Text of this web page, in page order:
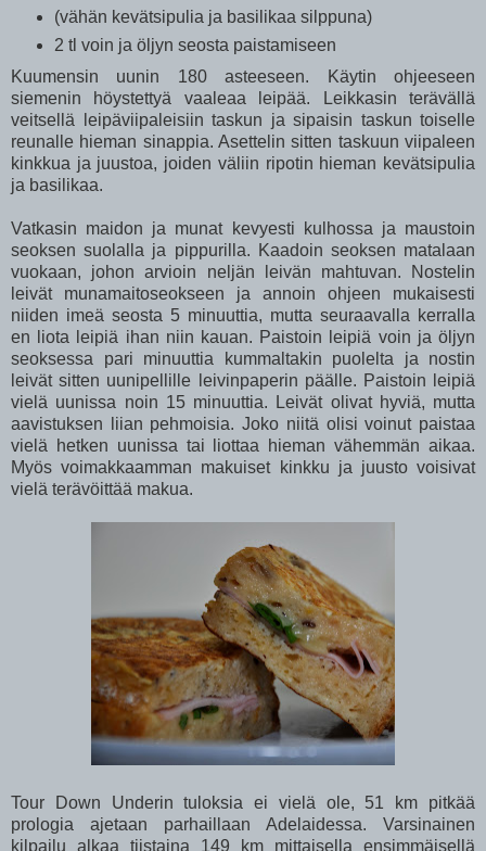
(vähän kevätsipulia ja basilikaa silppuna)
2 tl voin ja öljyn seosta paistamiseen
Kuumensin uunin 180 asteeseen. Käytin ohjeeseen
siemenin höystettyä vaaleaa leipää. Leikkasin terävällä
veitsellä leipäviipaleisiin taskun ja sipaisin taskun toiselle
reunalle hieman sinappia. Asettelin sitten taskuun viipaleen
kinkkua ja juustoa, joiden väliin ripotin hieman kevätsipulia
ja basilikaa.
Vatkasin maidon ja munat kevyesti kulhossa ja maustoin
seoksen suolalla ja pippurilla. Kaadoin seoksen matalaan
vuokaan, johon arvioin neljän leivän mahtuvan. Nostelin
leivät munamaitoseokseen ja annoin ohjeen mukaisesti
niiden imeä seosta 5 minuuttia, mutta seuraavalla kerralla
en liota leipiä ihan niin kauan. Paistoin leipiä voin ja öljyn
seoksessa pari minuuttia kummaltakin puolelta ja nostin
leivät sitten uunipellille leivinpaperin päälle. Paistoin leipiä
vielä uunissa noin 15 minuuttia. Leivät olivat hyviä, mutta
aavistuksen liian pehmoisia. Joko niitä olisi voinut paistaa
vielä hetken uunissa tai liottaa hieman vähemmän aikaa.
Myös voimakkaamman makuiset kinkku ja juusto voisivat
vielä terävöittää makua.
Tour Down Underin tuloksia ei vielä ole, 51 km pitkää
prologia ajetaan parhaillaan Adelaidessa. Varsinainen
kilpailu alkaa tiistaina 149 km mittaisella ensimmäisellä